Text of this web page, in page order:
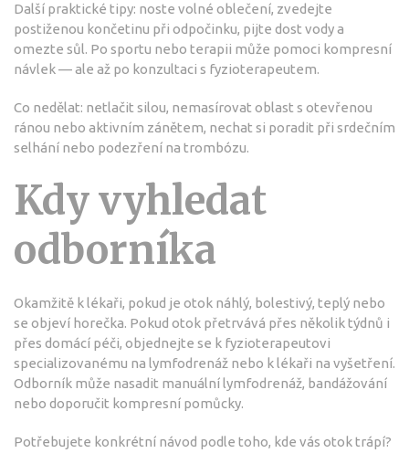
Další praktické tipy: noste volné oblečení, zvedejte
postiženou končetinu při odpočinku, pijte dost vody a
omezte sůl. Po sportu nebo terapii může pomoci kompresní
návlek — ale až po konzultaci s fyzioterapeutem.
Co nedělat: netlačit silou, nemasírovat oblast s otevřenou
ránou nebo aktivním zánětem, nechat si poradit při srdečním
selhání nebo podezření na trombózu.
Kdy vyhledat
odborníka
Okamžitě k lékaři, pokud je otok náhlý, bolestivý, teplý nebo
se objeví horečka. Pokud otok přetrvává přes několik týdnů i
přes domácí péči, objednejte se k fyzioterapeutovi
specializovanému na lymfodrenáž nebo k lékaři na vyšetření.
Odborník může nasadit manuální lymfodrenáž, bandážování
nebo doporučit kompresní pomůcky.
Potřebujete konkrétní návod podle toho, kde vás otok trápí?